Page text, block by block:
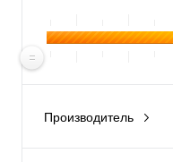
Производитель